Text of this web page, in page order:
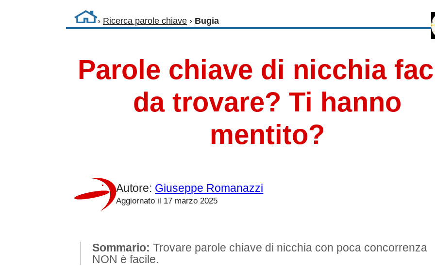
› Ricerca parole chiave › Bugia
Parole chiave di nicchia
da trovare? Ti hanno
mentito?
Autore: Giuseppe Romanazzi
Aggiornato il 17 marzo 2025
Sommario: Trovare parole chiave di nicchia con poca concorrenza
NON è facile.